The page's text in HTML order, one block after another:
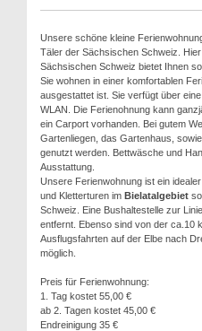
Unsere schöne kleine
Täler der Sächsischen Schweiz.
Sächsischen Schweiz bietet Ihnen
Sie wohnen in einer komfortablen
ausgestattet ist. Sie verfügt über
WLAN. Die Ferienohnung kann
ein Carport vorhanden. Bei gutem
Gartenliegen, das Gartenhaus,
genutzt werden. Bettwäsche und
Ausstattung.
Unsere Ferienwohnung ist ein
und Kletterturen im Bielatalgebiet
Schweiz. Eine Bushaltestelle zur
entfernt. Ebenso sind von der ca.10
Ausflugsfahrten auf der Elbe nach
möglich.
Preis für Ferienwohnung:
1. Tag kostet 55,00 €
ab 2. Tagen kostet 45,00 €
Endreinigung 35 €